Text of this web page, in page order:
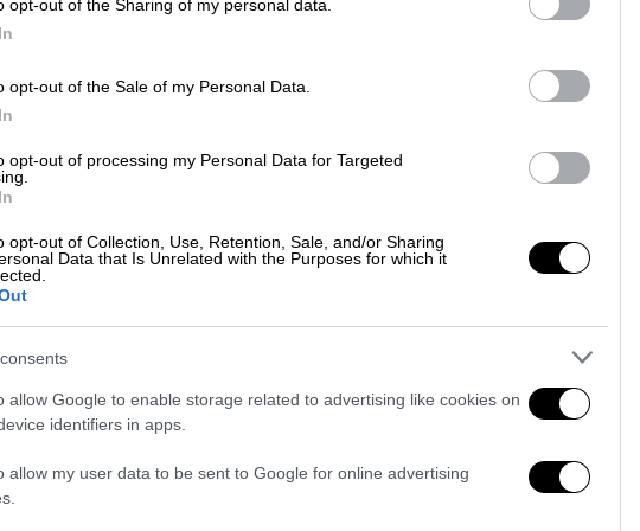
opt-out of the Sharing of my personal data.
opt-out of the Sale of my Personal Data.
opt-out of processing my Personal Data for Targeted
opt-out of Collection, Use, Retention, Sale, and/or Sharing
Data that Is Unrelated with the Purposes for which it
allow Google to enable storage related to advertising like cookies on
identifiers in apps.
allow my user data to be sent to Google for online advertising
Lifestyle| 24.08.2020 17:23
Δίδυμοι, αποφύγετε τα ρίσκα
υπερένταση στο εργασιακό
περιβάλλον σας λόγω της εμμονής
λεπτομέρεια
Ζώδια προβλέψεις 2020 - Δίδυμοι:
Κεντρικό...
Κεντρικό
05/08/2026
Ώρα Ελλάδος...
Σ.
καλώδιο
Ώρα Ελλάδος...
Ώρα